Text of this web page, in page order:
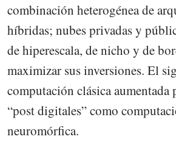
combinación heterogénea de
híbridas; nubes privadas y
de hiperescala, de nicho y de
maximizar sus inversiones. El
computación clásica aumentada
“post digitales” como
neuromórfica.